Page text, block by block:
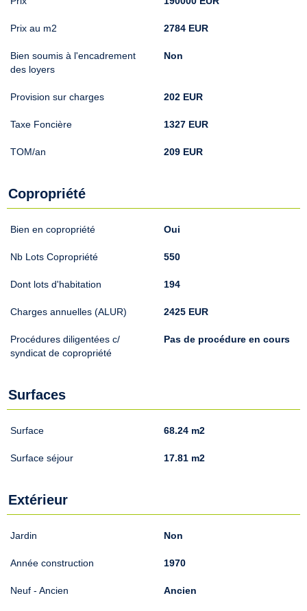
Prix au m2 2784 EUR
Bien soumis à l'encadrement
des loyers
Non
Provision sur charges 202 EUR
Taxe Foncière 1327 EUR
TOM/an 209 EUR
Copropriété
Bien en copropriété Oui
Nb Lots Copropriété 550
Dont lots d'habitation 194
Charges annuelles (ALUR) 2425 EUR
Procédures diligentées c/
syndicat de copropriété
Pas de procédure en cours
Surfaces
Surface 68.24 m2
Surface séjour 17.81 m2
Extérieur
Jardin Non
Année construction 1970
Neuf - Ancien Ancien